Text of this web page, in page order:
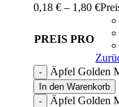
0,18 € – 1,80 €
PREIS PRO
Äpfel Golden
In den Warenkorb
Äpfel Golden